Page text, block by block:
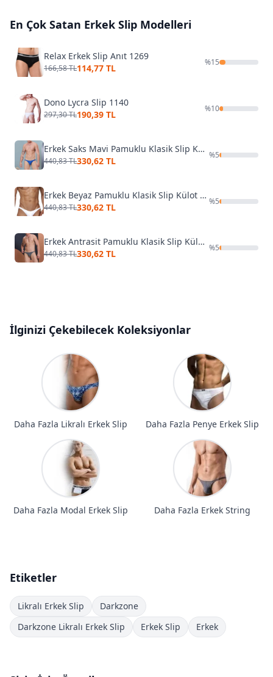
En Çok Satan Erkek Slip Modelleri
Relax Erkek Slip Anıt 1269
166,58 TL114,77 TL
%15
Dono Lycra Slip 1140
297,30 TL190,39 TL
%10
Erkek Saks Mavi Pamuklu Klasik Slip Külot Darkzone DZ-1104-05-S
440,83 TL330,62 TL
%5
Erkek Beyaz Pamuklu Klasik Slip Külot Darkzone DZ-1104-02-M
440,83 TL330,62 TL
%5
Erkek Antrasit Pamuklu Klasik Slip Külot Darkzone DZ-1104-07-S
440,83 TL330,62 TL
%5
İlginizi Çekebilecek Koleksiyonlar
Daha Fazla Likralı Erkek Slip Daha Fazla Penye Erkek Slip
Daha Fazla Modal Erkek Slip Daha Fazla Erkek String
Etiketler
Likralı Erkek Slip
Darkzone
Darkzone Likralı Erkek Slip
Erkek Slip Erkek